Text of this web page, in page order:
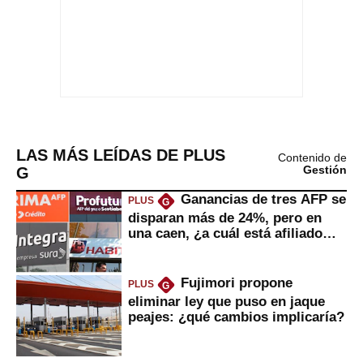
LAS MÁS LEÍDAS DE PLUS
G
Contenido de
Gestión
PLUS G
Ganancias de tres AFP se
disparan más de 24%, pero en
una caen, ¿a cuál está afiliado
PLUS G
Fujimori propone
eliminar ley que puso en jaque
peajes: ¿qué cambios implicaría?